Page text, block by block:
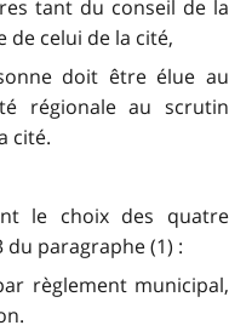
tant du conseil de la
de celui de la cité,
doit être élue au
régionale au scrutin
cité.
le choix des quatre
paragraphe (1) :
règlement municipal,